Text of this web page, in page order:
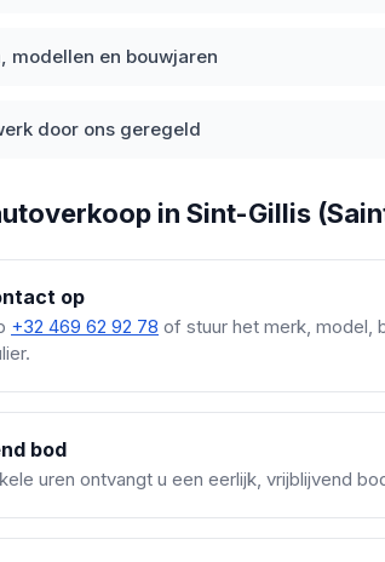
modellen en bouwjaren
door ons geregeld
in Sint-Gillis
op
+32 469 62 92 78 of stuur het merk, model,
bod
uren ontvangt u een eerlijk, vrijblijvend